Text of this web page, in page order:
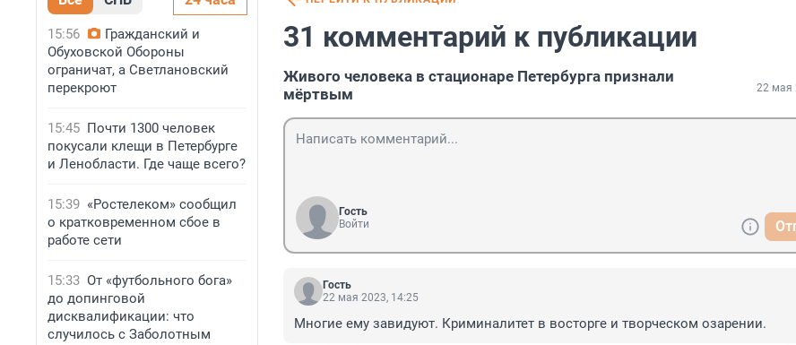
15:56
Гражданский и
Обуховской Обороны
ограничат, а Светлановский
перекроют
15:45 Почти 1300 человек
покусали клещи в Петербурге
и Ленобласти. Где чаще всего?
15:39 «Ростелеком» сообщил
о кратковременном сбое в
работе сети
15:33 От «футбольного бога»
до допинговой
дисквалификации: что
случилось с Заболотным
31 комментарий к публикации
Живого человека в стационаре Петербурга признали
мёртвым
22 мая
Гость
Войти
Гость
22 мая 2023, 14:25
Многие ему завидуют. Криминалитет в восторге и творческом озарении.